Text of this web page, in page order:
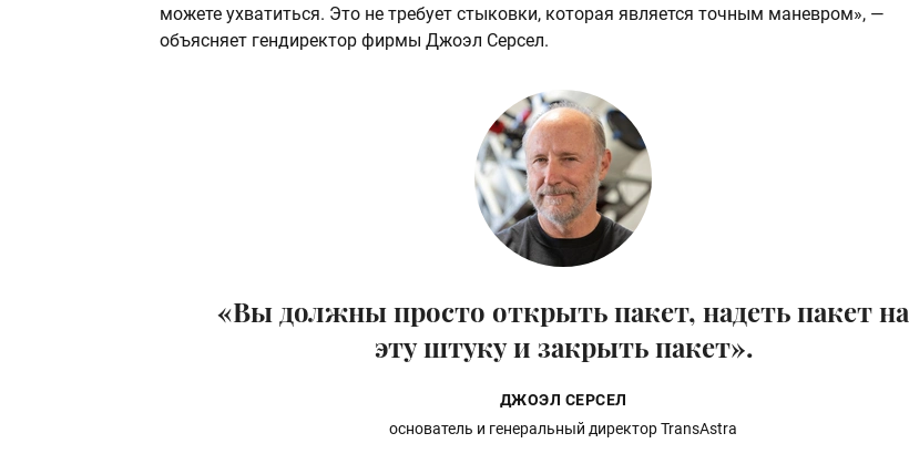
можете ухватиться. Это не требует стыковки, которая является точным маневром», —
объясняет гендиректор фирмы Джоэл Серсел.
«Вы должны просто открыть пакет, надеть пакет на
эту штуку и закрыть пакет».
ДЖОЭЛ СЕРСЕЛ
основатель и генеральный директор TransAstra